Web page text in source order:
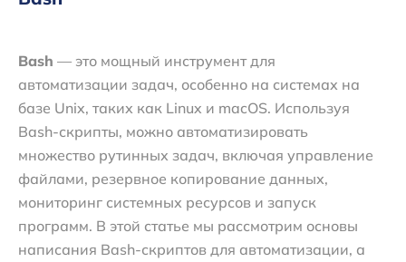
Bash — это мощный инструмент для
автоматизации задач, особенно на системах на
базе Unix, таких как Linux и macOS. Используя
Bash-скрипты, можно автоматизировать
множество рутинных задач, включая управление
файлами, резервное копирование данных,
мониторинг системных ресурсов и запуск
программ. В этой статье мы рассмотрим основы
написания Bash-скриптов для автоматизации, а